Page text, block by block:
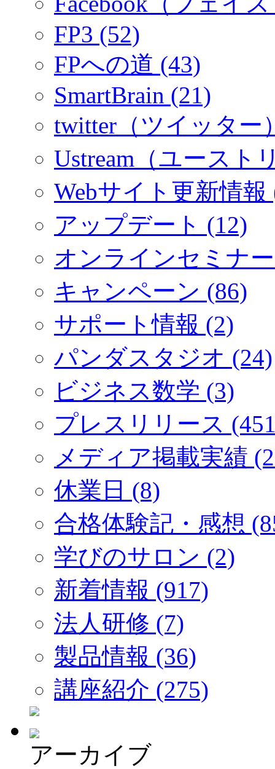
FP3 (52)
FPへの道 (43)
SmartBrain (21)
twitter（ツイッター
Ustream（ユースト
Webサイト更新情報
アップデート (12)
オンラインセミナ
キャンペーン (86)
サポート情報 (2)
パンダスタジオ (24)
ビジネス数学 (3)
プレスリリース
メディア掲載実績
休業日 (8)
合格体験記・感想
学びのサロン (2)
新着情報 (917)
法人研修 (7)
製品情報 (36)
講座紹介 (275)
アーカイブ